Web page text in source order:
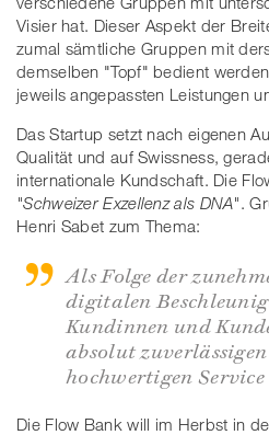
Visier hat. Dieser Aspekt der
zumal sämtliche Gruppen mit
demselben "Topf" bedient
jeweils angepassten Leistungen
Das Startup setzt nach eigenen
Qualität und auf Swissness,
internationale Kundschaft. Die
"Schweizer Exzellenz als DNA".
Henri Sabet zum Thema:
Als Folge der
digitalen
Kundinnen und
absolut
hochwertigen
Die Flow Bank will im Herbst in